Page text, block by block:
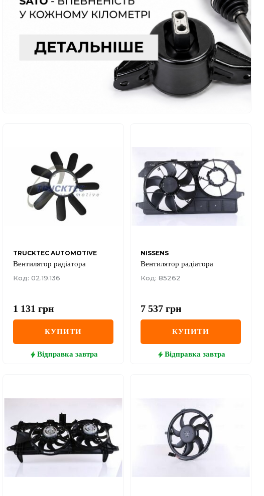
TRUCKTEC AUTOMOTIVE
Вентилятор радіатора
Код: 02.19.136
1 131 грн
КУПИТИ
Відправка завтра
NISSENS
Вентилятор радіатора
Код: 85262
7 537 грн
КУПИТИ
Відправка завтра